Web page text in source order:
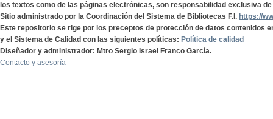
los textos como de las páginas electrónicas, son responsabilidad exclusiva
Sitio administrado por la Coordinación del Sistema de Bibliotecas F.I. https://
Este repositorio se rige por los preceptos de protección de datos contenidos
y el Sistema de Calidad con las siguientes políticas: Política de calidad
Diseñador y administrador: Mtro Sergio Israel Franco García.
Contacto y asesoría